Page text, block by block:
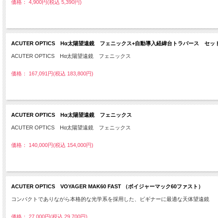
価格： 4,900円(税込 5,390円)
ACUTER OPTICS Hα太陽望遠鏡 フェニックス+自動導入経緯台トラバース セッ
ACUTER OPTICS Hα太陽望遠鏡 フェニックス
価格： 167,091円(税込 183,800円)
ACUTER OPTICS Hα太陽望遠鏡 フェニックス
ACUTER OPTICS Hα太陽望遠鏡 フェニックス
価格： 140,000円(税込 154,000円)
ACUTER OPTICS VOYAGER MAK60 FAST （ボイジャーマック60ファスト）
コンパクトでありながら本格的な光学系を採用した、ビギナーに最適な天体望遠鏡
価格： 27,000円(税込 29,700円)